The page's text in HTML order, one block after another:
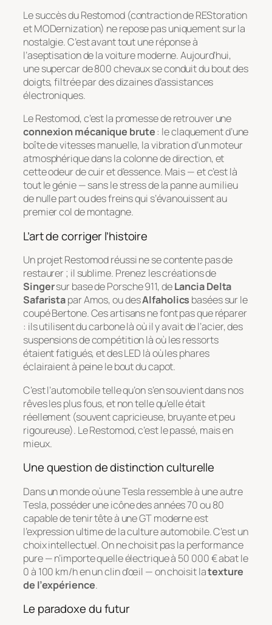
Le succès du Restomod (contraction deREStoration
etMODernization) ne repose pas uniquement sur la
nostalgie. C’est avant tout une réponse à
l’aseptisation de la voiture moderne. Aujourd’hui,
une supercar de 800 chevaux se conduit du bout des
doigts, filtrée par des dizaines d’assistances
électroniques.
Le Restomod, c’est la promesse de retrouver une
connexion mécanique brute: le claquement d’une
boîte de vitesses manuelle, la vibration d’un moteur
atmosphérique dans la colonne de direction, et
cette odeur de cuir et d’essence. Mais — et c’est là
tout le génie — sans le stress de la panne au milieu
de nulle part ou des freins qui s’évanouissent au
premier col de montagne.
L’art de corriger l’histoire
Un projet Restomod réussi ne se contente pas de
restaurer ; il sublime. Prenez les créations de
Singersur base de Porsche 911, deLancia Delta
Safaristapar Amos, ou desAlfaholics basées sur le
coupé Bertone. Ces artisans ne font pas que réparer
: ils utilisent du carbone là où il y avait de l’acier, des
suspensions de compétition là où les ressorts
étaient fatigués, et des LED là où les phares
éclairaient à peine le bout du capot.
C’est l’automobile telle qu’on s’en souvient dans nos
rêves les plus fous, et non telle qu’elle était
réellement (souvent capricieuse, bruyante et peu
rigoureuse). Le Restomod, c’est le passé, mais en
mieux.
Une question de distinction culturelle
Dans un monde où une Tesla ressemble à une autre
Tesla, posséder une icône des années 70 ou 80
capable de tenir tête à une GT moderne est
l’expression ultime de la culture automobile. C’est un
choix intellectuel. On ne choisit pas la performance
pure — n’importe quelle électrique à 50 000 € abat le
0 à 100 km/h en un clin d’œil — on choisit latexture
de l’expérience.
Le paradoxe du futur